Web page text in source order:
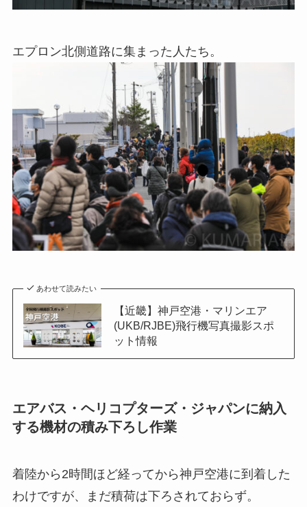
エプロン北側道路に集まった人たち。
あわせて読みたい
【近畿】神戸空港・マリンエア
(UKB/RJBE)飛行機写真撮影スポ
ット情報
エアバス・ヘリコプターズ・ジャパンに納入
する機材の積み下ろし作業
着陸から2時間ほど経ってから神戸空港に到着した
わけですが、まだ積荷は下ろされておらず。